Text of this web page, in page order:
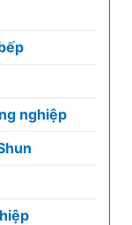
nghiệp